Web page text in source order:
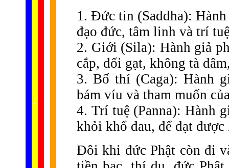
.
1. Đức tin (Saddha):
đạo đức, tâm linh và trí
2. Giới (Sila): Hành giả
cắp, dối gạt, không tà
3. Bố thí (Caga): Hành
bám víu và tham muốn
4. Trí tuệ (Panna): Hành
khỏi khổ đau, để đạt được
Đôi khi đức Phật còn đi